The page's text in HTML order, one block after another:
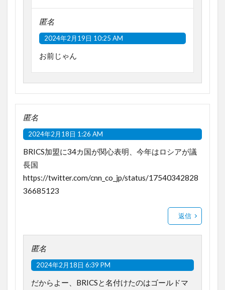
匿名
2024年2月19日 10:25 AM
お前じゃん
匿名
2024年2月18日 1:26 AM
BRICS加盟に34カ国が関心表明、今年はロシアが議
長国
https://twitter.com/cnn_co_jp/status/17540342828
36685123
返信
匿名
2024年2月18日 6:39 PM
だからよー、BRICSと名付けたのはゴールドマ